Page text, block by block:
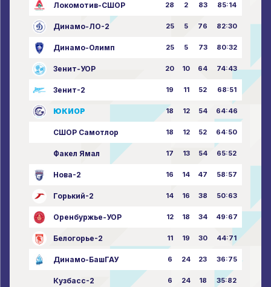
Локомотив-СШОР 28 2 83 85:14
Динамо-ЛО-2 25 5 76 82:30
Динамо-Олимп 25 5 73 80:32
Зенит-УОР 20 10 64 74:43
Зенит-2 19 11 52 68:51
ЮКИОР 18 12 54 64:46
СШОР Самотлор 18 12 52 64:50
Факел Ямал 17 13 54 65:52
Нова-2 16 14 47 58:57
Горький-2 14 16 38 50:63
Оренбуржье-УОР 12 18 34 49:67
Белогорье-2 11 19 30 44:71
Динамо-БашГАУ 6 24 23 36:75
Кузбасс-2 6 24 18 35:82